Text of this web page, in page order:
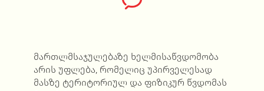
მართლმსაჯულებაზე ხელმისაწვდომობა
არის უფლება, რომელიც უპირველესად
მასზე ტერიტორიულ და ფიზიკურ წვდომას